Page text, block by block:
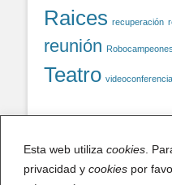
Esta web utiliza cookies .
privacidad y cookies por
Raices recuperación
reunión Robocampeones
Teatro videoconferencia
Facebook